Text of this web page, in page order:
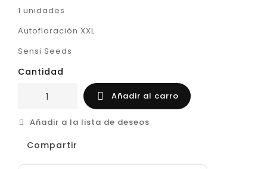
1 unidades
Autofloración XXL
Sensi Seeds
Cantidad
 Añadir al carro
Añadir a la lista de deseos
Compartir